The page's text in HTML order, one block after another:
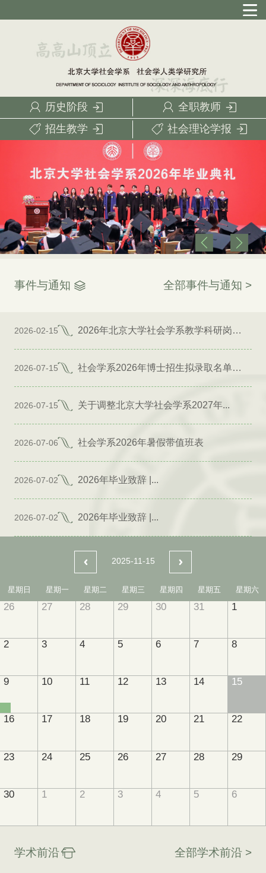
历史阶段
全职教师
招生教学
社会理论学报
事件与通知 全部事件与通知 >
2026-02-15 2026年北京大学社会学系教学科研岗位招聘启事
2026-07-15 社会学系2026年博士招生拟录取名单公示（专项）
2026-07-15 关于调整北京大学社会学系2027年...
2026-07-06 社会学系2026年暑假带值班表
2026-07-02 2026年毕业致辞 |...
2026-07-02 2026年毕业致辞 |...
2025-11-15
星期日 星期一 星期二 星期三 星期四 星期五 星期六
26 27 28 29 30 31 1
2 3 4 5 6 7 8
9 10 11 12 13 14 15
16 17 18 19 20 21 22
23 24 25 26 27 28 29
30 1 2 3 4 5 6
学术前沿 全部学术前沿 >